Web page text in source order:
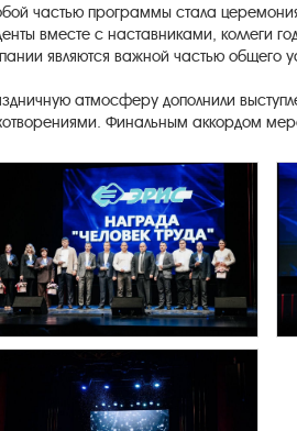
частью программы стала
вместе с наставниками, коллеги
являются важной частью общего
атмосферу дополнили
Финальным аккордом